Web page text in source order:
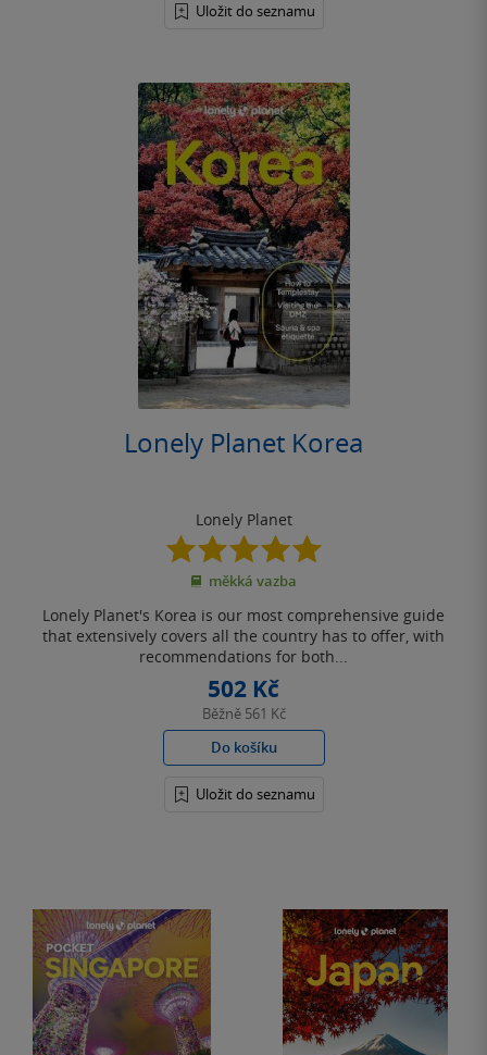
Uložit do seznamu
Lonely Planet Korea
Lonely Planet
5.0
z
5
měkká vazba
Lonely Planet's Korea is our most comprehensive guide
that extensively covers all the country has to offer, with
recommendations for both...
502 Kč
Běžně 561 Kč
Do košíku
Uložit do seznamu